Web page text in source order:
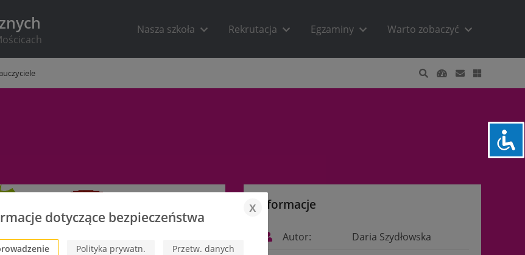
Nasza szkoła Rekrutacja Egzaminy Warto zobaczyć
Informacje
Autor:
Daria Szydłowska
dotyczące bezpieczeństwa
x
Polityka prywatn. Przetw. danych